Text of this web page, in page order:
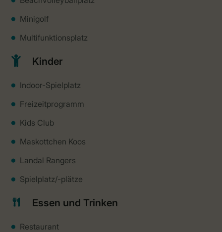
Minigolf
Multifunktionsplatz
Kinder
Indoor-Spielplatz
Freizeitprogramm
Kids Club
Maskottchen Koos
Landal Rangers
Spielplatz/-plätze
Essen und Trinken
Restaurant